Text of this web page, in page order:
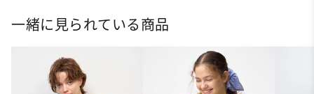
一緒に見られている商品